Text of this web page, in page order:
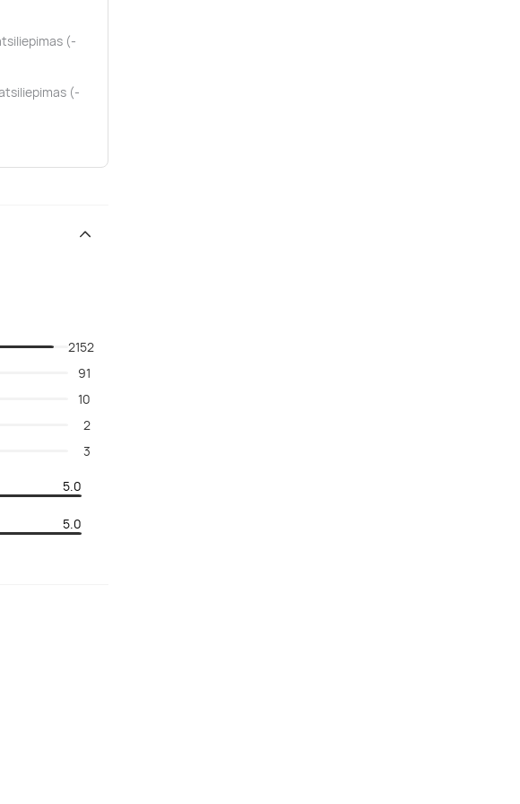
(-
(-
2152
91
10
2
3
5.0
5.0